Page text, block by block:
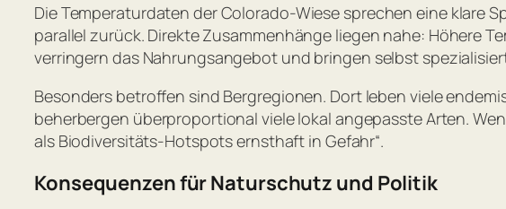
Die Temperaturdaten der Colorado-Wiese sprechen eine klare
parallel zurück. Direkte Zusammenhänge liegen nahe: Höhere
verringern das Nahrungsangebot und bringen selbst
Besonders betroffen sind Bergregionen. Dort leben viele
beherbergen überproportional viele lokal angepasste Arten.
als Biodiversitäts-Hotspots ernsthaft in Gefahr“.
Konsequenzen für Naturschutz und Politik